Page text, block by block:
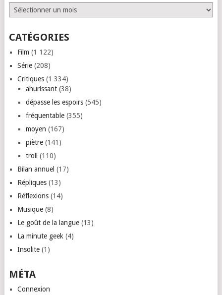
Archives
CATÉGORIES
Film (1 122)
Série(208)
Critiques(1 334)
ahurissant(38)
dépasse les espoirs(545)
fréquentable(355)
moyen (167)
piètre(141)
troll
(110)
Bilan annuel (17)
Répliques(13)
Réflexions(14)
Musique(8)
Le goût de la langue(13)
La minute geek(4)
Insolite(1)
MÉTA
Connexion